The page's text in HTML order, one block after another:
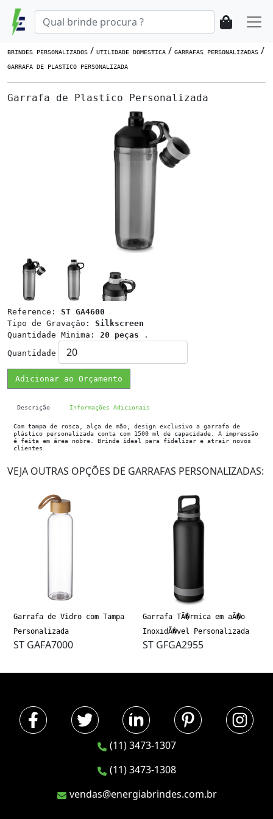
BRINDES PERSONALIZADOS / UTILIDADE DOMÉSTICA / GARRAFAS PERSONALIZADAS /
GARRAFA DE PLASTICO PERSONALIZADA
Garrafa de Plastico Personalizada
Reference: ST GA4600
Tipo de Gravação: Silkscreen
Quantidade Minima: 20 peças .
Quantidade
Adicionar ao Orçamento
Descrição Informações Adicionais
Com tampa de rosca, alça de mão, design exclusivo a garrafa de
plástico personalizada conta com 1500 ml de capacidade. A impressão
é feita em área nobre. Brinde ideal para fidelizar e atrair novos
clientes
VEJA OUTRAS OPÇÕES DE GARRAFAS PERSONALIZADAS:
Garrafa de Vidro com Tampa
Personalizada
ST GAFA7000
Garrafa TÃ�rmica em aÃ�o
InoxidÃ�vel Personalizada
ST GFGA2955
(11) 3473-1307
(11) 3473-1308
vendas@energiabrindes.com.br